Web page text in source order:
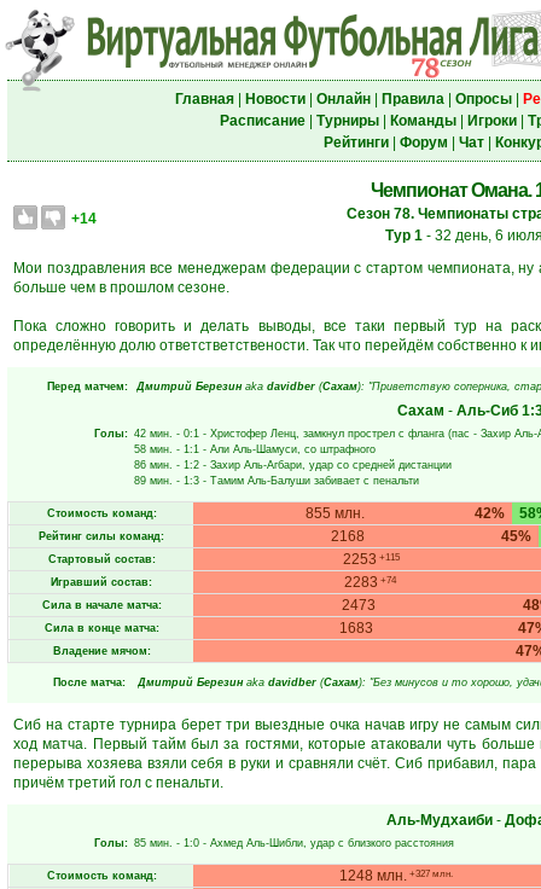
Главная| Новости| Онлайн| Правила| Опросы|
Расписание| Турниры| Команды| Игроки|
Рейтинги| Форум Чат|
Чемпионат Омана.
+14
Сезон 78. Чемпионаты
Тур 1 - 32 день, 6
Мои поздравления все менеджерам федерации с стартом чемпионата,
больше чем в прошлом сезоне.
Пока сложно говорить и делать выводы, все таки первый тур на
определённую долю ответстветствености. Так что перейдём собственно к
Перед матчем: Дмитрий Березин aka davidber (Сахам): "Приветствую соперника,
Сахам - Аль-Сиб
Голы: 42 мин. - 0:1 - Христофер Ленц, замкнул прострел с фланга (пас - Захир Аль-
58 мин. - 1:1 - Али Аль-Шамуси, со штрафного
86 мин. - 1:2 - Захир Аль-Агбари, удар со средней дистанции
89 мин. - 1:3 - Тамим Аль-Балуши забивает с пенальти
Стоимость команд: 42%
855 млн.
Рейтинг силы команд: 45%
2168
Стартовый состав: 2253 +115
Игравший состав: 2283 +74
Сила в начале матча: 2473
Сила в конце матча: 1683
Владение мячом:
После матча: Дмитрий Березин aka davidber (Сахам): "Без минусов и то хорошо,
Сиб на старте турнира берет три выездные очка начав игру не самым
ход матча. Первый тайм был за гостями, которые атаковали чуть
перерыва хозяева взяли себя в руки и сравняли счёт. Сиб прибавил,
причём третий гол с пенальти.
Аль-Мудхаиби -
Голы: 85 мин. - 1:0 - Ахмед Аль-Шибли, удар с близкого расстояния
Стоимость команд: 1248 млн. +327 млн.